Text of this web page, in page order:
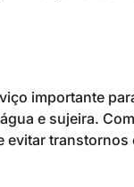
importante
e sujeira.
transtornos